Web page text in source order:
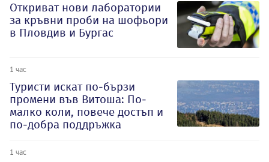
Откриват нови лаборатории
за кръвни проби на шофьори
в Пловдив и Бургас
1 час
Туристи искат по-бързи
промени във Витоша: По-
малко коли, повече достъп и
по-добра поддръжка
1 час